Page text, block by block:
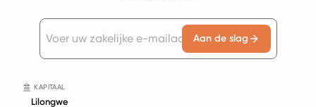
Aan de slag
KAPITAAL
Lilongwe